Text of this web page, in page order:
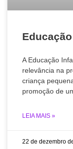
A Educação
relevância na
criança
promoção de
LEIA MAIS »
22 de dezembro